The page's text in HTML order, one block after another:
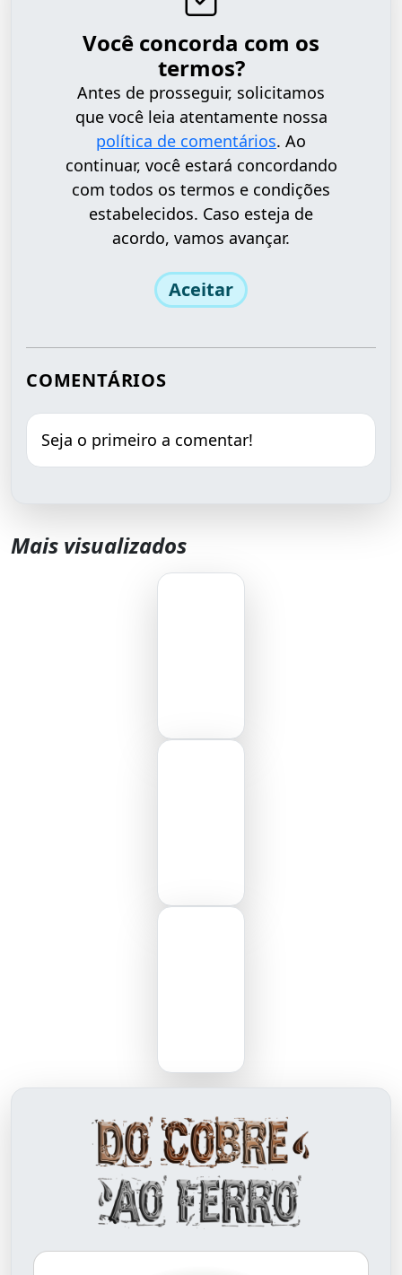
Você concorda com os
termos?
Antes de prosseguir, solicitamos
que você leia atentamente nossa
política de comentários. Ao
continuar, você estará concordando
com todos os termos e condições
estabelecidos. Caso esteja de
acordo, vamos avançar.
Aceitar
COMENTÁRIOS
Seja o primeiro a comentar!
Mais visualizados